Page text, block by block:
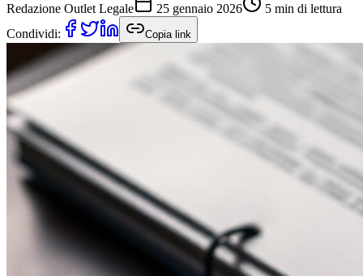
Redazione Outlet Legale 25 gennaio 2026 5 min di lettura
Condividi:
Copia link